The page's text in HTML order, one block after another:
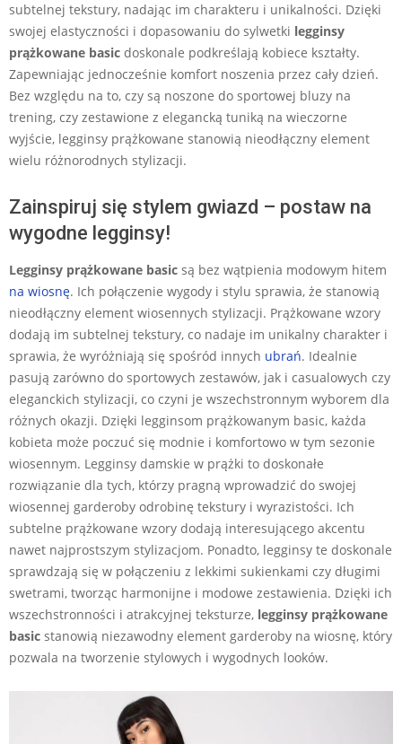
subtelnej tekstury, nadając im charakteru i unikalności. Dzięki
swojej elastyczności i dopasowaniu do sylwetki legginsy
prążkowane basic doskonale podkreślają kobiece kształty.
Zapewniając jednocześnie komfort noszenia przez cały dzień.
Bez względu na to, czy są noszone do sportowej bluzy na
trening, czy zestawione z elegancką tuniką na wieczorne
wyjście, legginsy prążkowane stanowią nieodłączny element
wielu różnorodnych stylizacji.
Zainspiruj się stylem gwiazd – postaw na
wygodne legginsy!
Legginsy prążkowane basic są bez wątpienia modowym hitem
na wiosnę. Ich połączenie wygody i stylu sprawia, że stanowią
nieodłączny element wiosennych stylizacji. Prążkowane wzory
dodają im subtelnej tekstury, co nadaje im unikalny charakter i
sprawia, że wyróżniają się spośród innych ubrań. Idealnie
pasują zarówno do sportowych zestawów, jak i casualowych czy
eleganckich stylizacji, co czyni je wszechstronnym wyborem dla
różnych okazji. Dzięki legginsom prążkowanym basic, każda
kobieta może poczuć się modnie i komfortowo w tym sezonie
wiosennym. Legginsy damskie w prążki to doskonałe
rozwiązanie dla tych, którzy pragną wprowadzić do swojej
wiosennej garderoby odrobinę tekstury i wyrazistości. Ich
subtelne prążkowane wzory dodają interesującego akcentu
nawet najprostszym stylizacjom. Ponadto, legginsy te doskonale
sprawdzają się w połączeniu z lekkimi sukienkami czy długimi
swetrami, tworząc harmonijne i modowe zestawienia. Dzięki ich
wszechstronności i atrakcyjnej teksturze, legginsy prążkowane
basic stanowią niezawodny element garderoby na wiosnę, który
pozwala na tworzenie stylowych i wygodnych looków.